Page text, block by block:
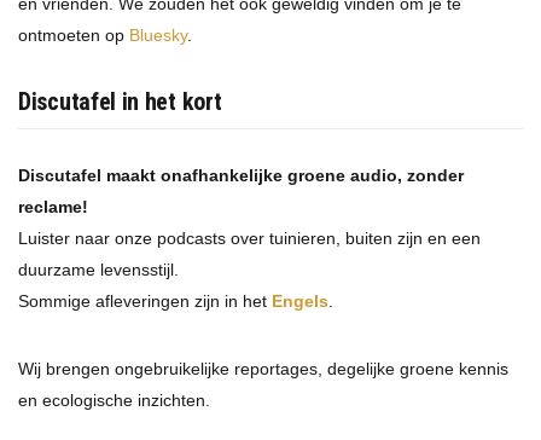
ontmoeten op Bluesky.
Discutafel in het kort
Discutafel maakt onafhankelijke groene audio, zonder
reclame!
Luister naar onze podcasts over tuinieren, buiten zijn en een
duurzame levensstijl.
Sommige afleveringen zijn in het Engels
Wij brengen ongebruikelijke reportages, degelijke groene kennis
en ecologische inzichten.